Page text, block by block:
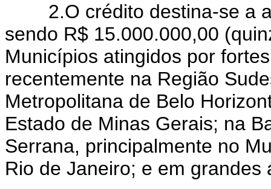
2.O crédito destina-se a
sendo R$ 15.000.000,00
Municípios atingidos por
recentemente na Região
Metropolitana de Belo
Estado de Minas Gerais; na
Serrana, principalmente no
Rio de Janeiro; e em